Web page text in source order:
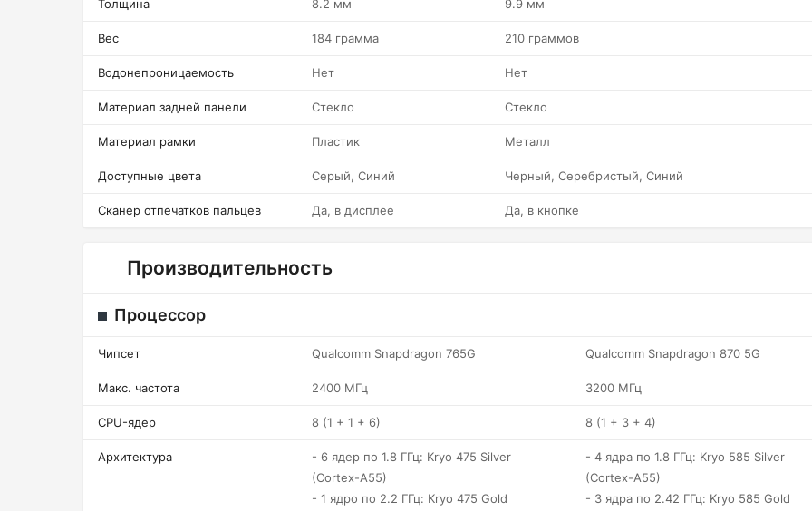
Толщина 8.2 мм 9.9 мм
Вес 184 грамма 210 граммов
Водонепроницаемость Нет Нет
Материал задней панели Стекло Стекло
Материал рамки Пластик Металл
Доступные цвета Серый, Синий Черный, Серебристый, Синий
Сканер отпечатков пальцев Да, в дисплее Да, в кнопке
Производительность
Процессор
Чипсет Qualcomm Snapdragon 765G Qualcomm Snapdragon 870 5G
Макс. частота 2400 МГц 3200 МГц
CPU-ядер 8 (1 + 1 + 6) 8 (1 + 3 + 4)
Архитектура
- 6 ядер по 1.8 ГГц: Kryo 475 Silver
(Cortex-A55)
- 1 ядро по 2.2 ГГц: Kryo 475 Gold
- 4 ядра по 1.8 ГГц: Kryo 585 Silver
(Cortex-A55)
- 3 ядра по 2.42 ГГц: Kryo 585 Gold